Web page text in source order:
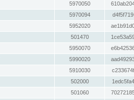
5970050
5970094
5952020
501470
5950070
5990020
5910030
502000
501060